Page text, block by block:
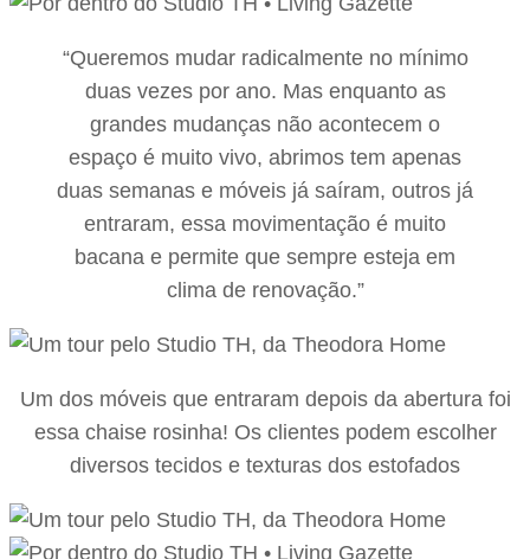
“Queremos mudar radicalmente no mínimo
duas vezes por ano. Mas enquanto as
grandes mudanças não acontecem o
espaço é muito vivo, abrimos tem apenas
duas semanas e móveis já saíram, outros já
entraram, essa movimentação é muito
bacana e permite que sempre esteja em
clima de renovação.”
Um dos móveis que entraram depois da abertura foi
essa chaise rosinha! Os clientes podem escolher
diversos tecidos e texturas dos estofados